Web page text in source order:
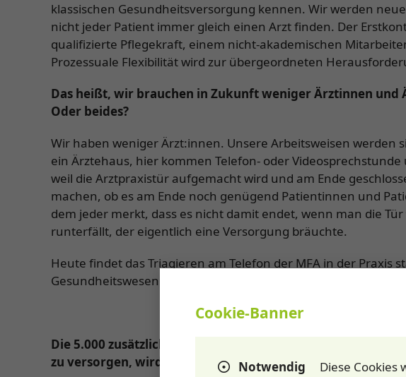
klassischen Gesundheitsversorgung kennen. Wir werden
nicht jeder Patient immer gleich einen Arzt finden. Der
qualifizierte Pflegekraft, einem nicht-akademischen
Prozessuale Flexibilität wird zur übergeordneten
Das heißt, wir brauchen in Zukunft weniger Ärztinnen
Oder beides?
Wir haben weniger Ärzt:innen. Unsere Arbeitsweisen werden
ein Ärztehaus, hier kommen Telefon- oder
weil die Arztpraxistür aufgemacht wird und am Ende
machen, ob es am Ende noch genügend Patientinnen und
dem jeder merkt, dass es nicht damit endet, wenn man die
runterfällt, der eigentlich eine Versorgung bräuchte.
Heute findet das Triagieren am Telefon der MFA in der Praxis
Gesundheitswesen hat, bekommt schneller einen Termin.
Die 5.000 zusätzlichen Medizinstudienplätzen, die
zu versorgen, wird es nicht geben?
Cookie-Banner
Notwendig
Diese Cookies